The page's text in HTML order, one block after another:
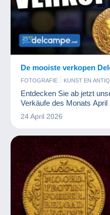
De mooiste verkopen
FOTOGRAFIE
KUNST EN
MUNTEN EN BANKBILJETTEN
Entdecken Sie ab jetzt
Verkäufe des Monats
24 April 2026